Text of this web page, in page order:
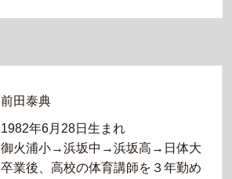
前田泰典
1982年6月28日生まれ
御火浦小→浜坂中→浜坂高→日体大
卒業後、高校の体育講師を３年勤め